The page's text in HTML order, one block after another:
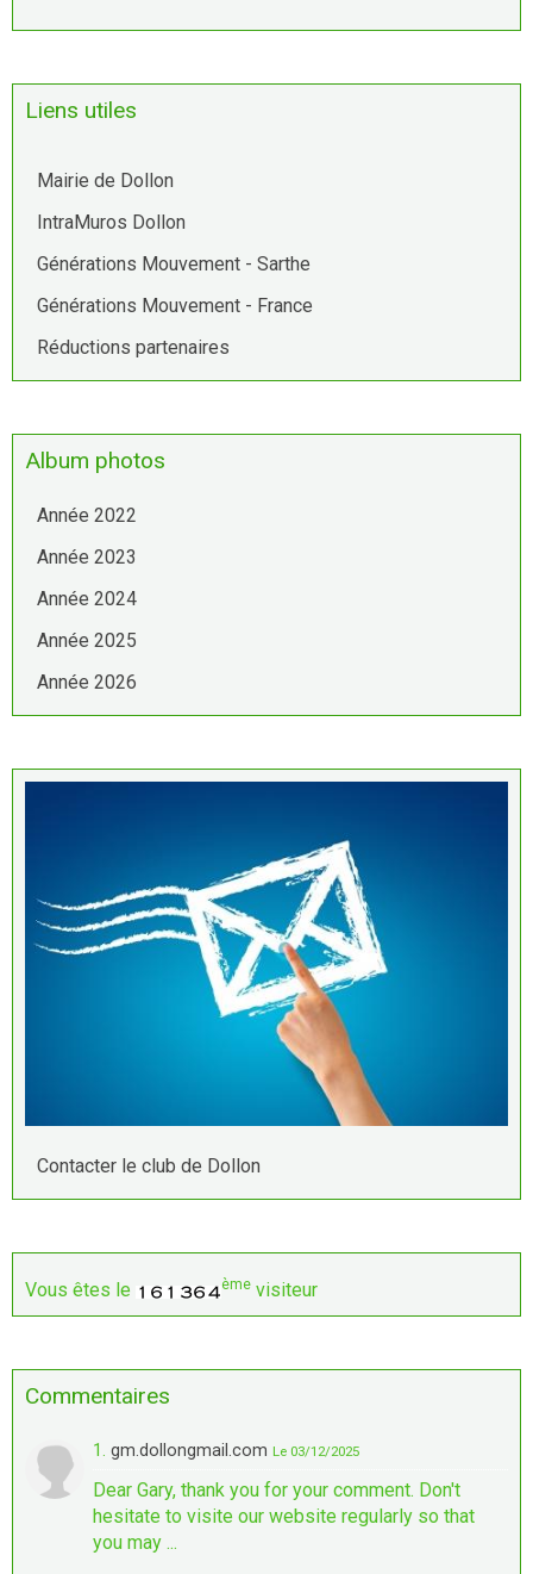
Liens utiles
Mairie de Dollon
IntraMuros Dollon
Générations Mouvement - Sarthe
Générations Mouvement - France
Réductions partenaires
Album photos
Année 2022
Année 2023
Année 2024
Année 2025
Année 2026
Contacter le club de Dollon
Vous êtes le ème visiteur
Commentaires
1. gm.dollongmail.com Le 03/12/2025
Dear Gary, thank you for your comment. Don't
hesitate to visite our website regularly so that
you may ...